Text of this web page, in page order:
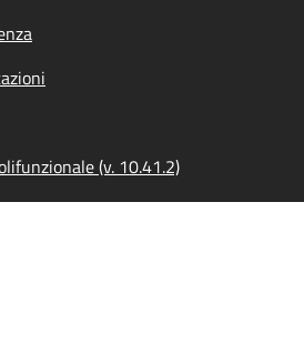
(v. 10.41.2)